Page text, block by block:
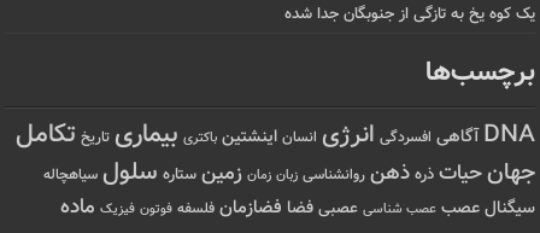
یک کوه یخ به تازگی از جنوبگان جدا شده
برچسب‌ها
DNA آگاهی افسردگی انرژی انسان اینشتین باکتری بیماری تاریخ تکامل
جهانحیات ذره ذهن روانشناسی زبان زمان زمین ستاره سلول سیاهچاله
سیگنال عصب عصب شناسی عصبی فضا فضازمان فلسفه فوتون فیزیک ماده